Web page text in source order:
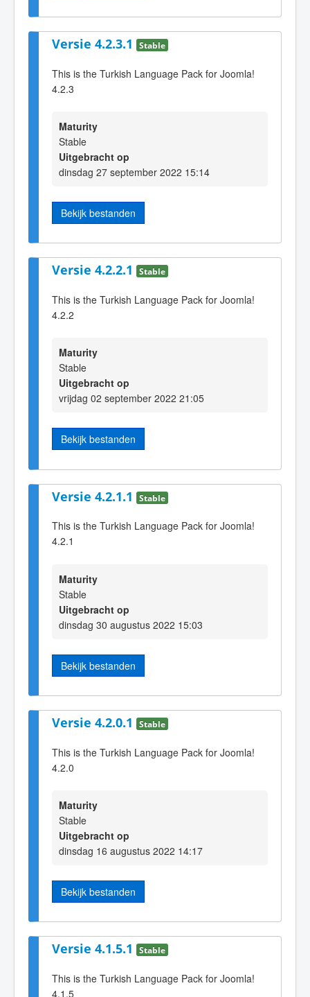
Versie 4.2.3.1 Stable
This is the Turkish Language Pack for Joomla!
4.2.3
Maturity
Stable
Uitgebracht op
dinsdag 27 september 2022 15:14
Bekijk bestanden
Versie 4.2.2.1 Stable
This is the Turkish Language Pack for Joomla!
4.2.2
Maturity
Stable
Uitgebracht op
vrijdag 02 september 2022 21:05
Bekijk bestanden
Versie 4.2.1.1 Stable
This is the Turkish Language Pack for Joomla!
4.2.1
Maturity
Stable
Uitgebracht op
dinsdag 30 augustus 2022 15:03
Bekijk bestanden
Versie 4.2.0.1 Stable
This is the Turkish Language Pack for Joomla!
4.2.0
Maturity
Stable
Uitgebracht op
dinsdag 16 augustus 2022 14:17
Bekijk bestanden
Versie 4.1.5.1 Stable
This is the Turkish Language Pack for Joomla!
4.1.5